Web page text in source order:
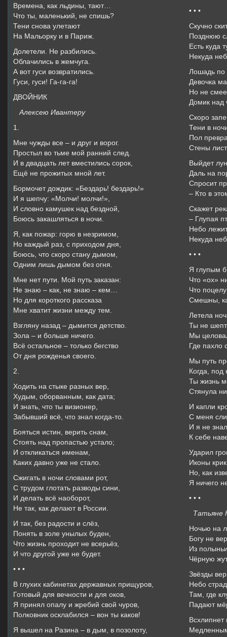
Времена, как льдины, тают…
Что ты, маленький, не спишь?
Тени снова улетают
На Мальорку и в Париж.
Долетели. Не разбились.
Облачились в жемчуга.
А вот гуси возвратились.
Гуси, гуси! Га-га-га!
ДВОЙНИК
Алексею Ивантеру
1.
Мне чужды все – и друг и ворог.
Простыл во тьме мой ранний след.
И в двадцать лет вместились сорок,
Ещё не прожитых мной лет.
Бормочет дождик: «Бездарь! бездарь!»
И я шепчу: «Молчи! молчи!»,
И словно камушек над бездной,
Боюсь закашляться в ночи.
Я, как пожар: горю в незримом,
Но каждый раз, с приходом дня,
Боюсь, что скоро стану дымом,
Одним лишь дымом без огня.
Мне нет пути. Мой путь заказан:
Не знаю – как, не знаю – кем…
Но для короткого рассказа
Мне хватит жизни между тем.
Взгляну назад – дымится детство.
Зола – и больше ничего.
Всё остальное – только бегство
От дня рожденья своего.
2.
Ходить на стыке разных вер,
Худым, оборванным, как дата;
И знать, что ты визионер,
Забывший всё, что знал когда-то.
Бояться истин, верить снам,
Стоять над пропастью устало;
И откликаться именам,
Каких давно уже не стало.
Сжигать в ночи словами рот,
С трудом глотать разводы сини,
И делать всё наоборот,
Не так, как делают в России.
И так, без радости и слёз,
Понять в золе унылых буден,
Что жизнь проходит не всерьёз,
И что другой уже не будет.
• • •
В глухих кабинетах державных прищуров,
Готовый для вечности и для оков,
Я принял опалу и жребий свой чуров,
Полковник осклабился – вон ты каков!
Я вышел на Разина – в дым, в позолоту,
• • •
Скучно
Позднюю
Есть куда
Некуда
Лошадь по
Девочка
Но не
Домик над
Скоро
Тени в
Пол
Стены
Выйдет
Даль на
Спросит
– Кто в
Скажет
– Глупая
Небо
Некуда
• • •
Я глупым
Что «ох»
Что
Смешны,
Летела
Ты не
Мы
Где пахло
Мы путь
Когда, под
Ты жизнь
Стянула
И капли
С меня
И я не
К себе
Ударил
Иконы
Но, как
Я ничего
• • •
Татьяне
Ночью на
Богу не
Из
Чёрную
Звёзды
Небо
Там, где
Падают
Всхлипнет